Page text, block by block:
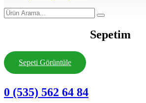
Sepetim
Sepeti Görüntüle
0 (535) 562 64 84